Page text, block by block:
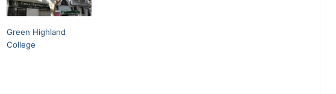
Green Highland
College